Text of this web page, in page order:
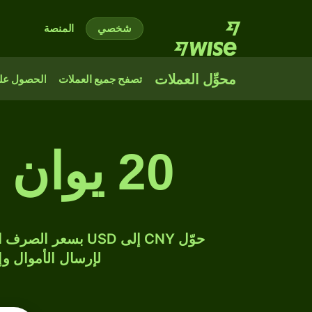
شخصي المنصة
محوِّل العملات تصفح جميع العملات الحصول
20 يوان صيني إلى دولار أمريكي
لإرسال الأموال